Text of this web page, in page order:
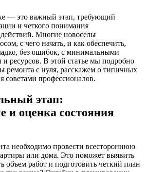
— это важный этап, требующий
и четкого понимания
действий. Многие новоселы
с чего начать, и как обеспечить,
без ошибок, с минимальными
ресурсов. В этой статье мы подробно
ремонта с нуля, расскажем о типичных
советами профессионалов.
этап:
и оценка состояния
необходимо провести всестороннюю
или дома. Это поможет выявить
объем работ и подготовить четкий план